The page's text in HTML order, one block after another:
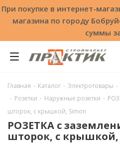
При покупке в интернет-
магазина по городу
суммы
Главная - Каталог - Электротовары -
- Розетки - Наружные розетки -
шторок, с крышкой, Simon
РОЗЕТКА с
шторок, с крышкой,